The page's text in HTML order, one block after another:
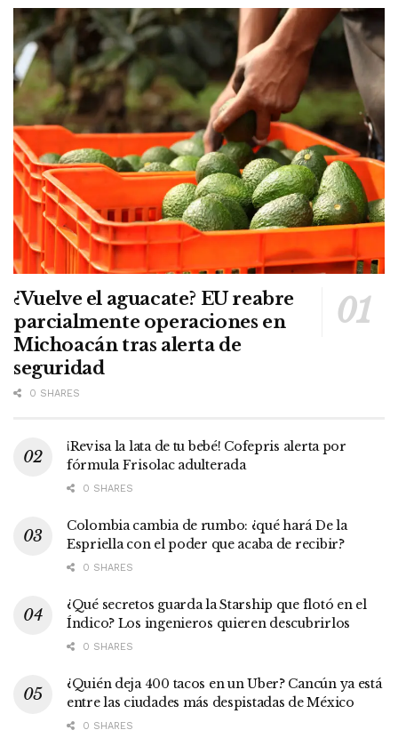
¿Vuelve el aguacate? EU reabre
parcialmente operaciones en
Michoacán tras alerta de
seguridad
0 SHARES
¡Revisa la lata de tu bebé! Cofepris alerta por
fórmula Frisolac adulterada
0 SHARES
Colombia cambia de rumbo: ¿qué hará De la
Espriella con el poder que acaba de recibir?
0 SHARES
¿Qué secretos guarda la Starship que flotó en el
Índico? Los ingenieros quieren descubrirlos
0 SHARES
¿Quién deja 400 tacos en un Uber? Cancún ya está
entre las ciudades más despistadas de México
0 SHARES